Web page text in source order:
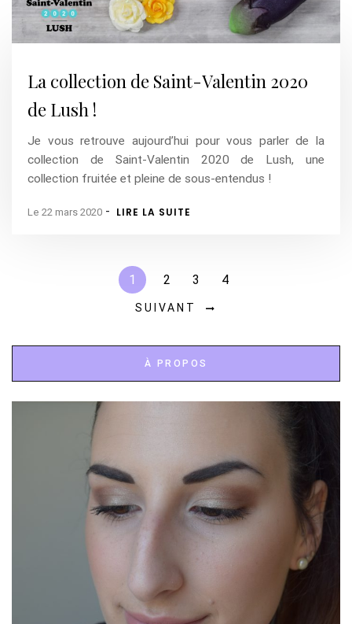
La collection de Saint-Valentin 2020
de Lush !
Je vous retrouve aujourd’hui pour vous parler de la
collection de Saint-Valentin 2020 de Lush, une
collection fruitée et pleine de sous-entendus !
Le 22 mars 2020 - LIRE LA SUITE
1 2 3 4
SUIVANT
À PROPOS